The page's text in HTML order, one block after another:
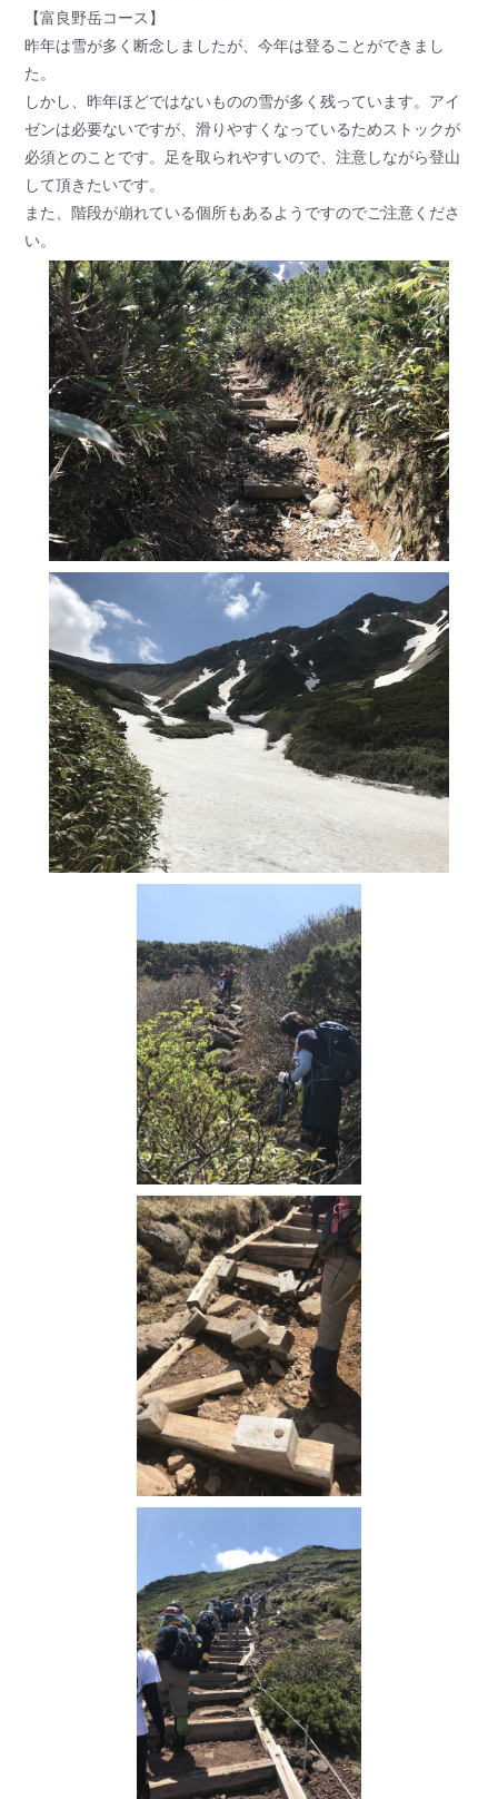
【富良野岳コース】
昨年は雪が多く断念しましたが、今年は登ることができまし
た。
しかし、昨年ほどではないものの雪が多く残っています。アイ
ゼンは必要ないですが、滑りやすくなっているためストックが
必須とのことです。足を取られやすいので、注意しながら登山
して頂きたいです。
また、階段が崩れている個所もあるようですのでご注意くださ
い。